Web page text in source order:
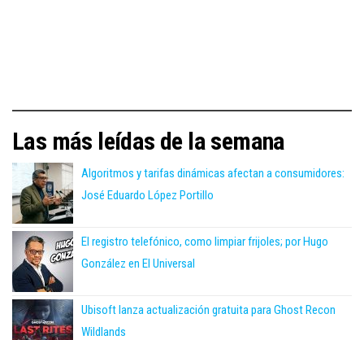
Las más leídas de la semana
Algoritmos y tarifas dinámicas afectan a consumidores:
José Eduardo López Portillo
El registro telefónico, como limpiar frijoles; por Hugo
González en El Universal
Ubisoft lanza actualización gratuita para Ghost Recon
Wildlands